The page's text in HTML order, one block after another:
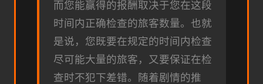
而您能赢得的报酬取决于您在这段
时间内正确检查的旅客数量。也就
是说，您既要在规定的时间内检查
尽可能大量的旅客，又要保证在检
查时不犯下差错。随着剧情的推